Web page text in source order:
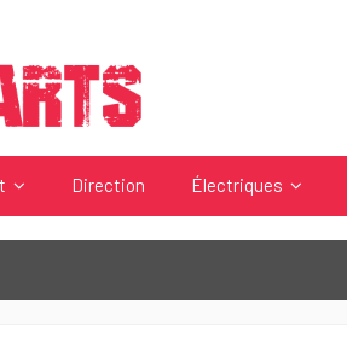
Direction Électriques